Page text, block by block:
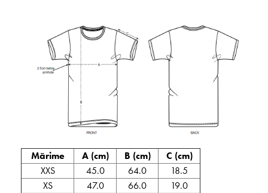
Mărime A (cm) B (cm)
C (cm)
XXS
45.0 64.0
18.5
XS
47.0 66.0
19.0